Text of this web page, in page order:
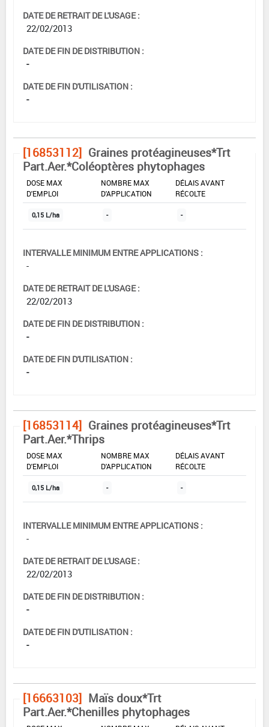
DATE DE RETRAIT DE L'USAGE :
22/02/2013
DATE DE FIN DE DISTRIBUTION :
-
DATE DE FIN D'UTILISATION :
-
[16853112] Graines protéagineuses*Trt
Part.Aer.*Coléoptères phytophages
DOSE MAX
D'EMPLOI
NOMBRE MAX
D'APPLICATION
DÉLAIS AVANT
RÉCOLTE
0,15 L/ha - -
INTERVALLE MINIMUM ENTRE APPLICATIONS :
-
DATE DE RETRAIT DE L'USAGE :
22/02/2013
DATE DE FIN DE DISTRIBUTION :
-
DATE DE FIN D'UTILISATION :
-
[16853114] Graines protéagineuses*Trt
Part.Aer.*Thrips
DOSE MAX
D'EMPLOI
NOMBRE MAX
D'APPLICATION
DÉLAIS AVANT
RÉCOLTE
0,15 L/ha - -
INTERVALLE MINIMUM ENTRE APPLICATIONS :
-
DATE DE RETRAIT DE L'USAGE :
22/02/2013
DATE DE FIN DE DISTRIBUTION :
-
DATE DE FIN D'UTILISATION :
-
[16663103] Maïs doux*Trt
Part.Aer.*Chenilles phytophages